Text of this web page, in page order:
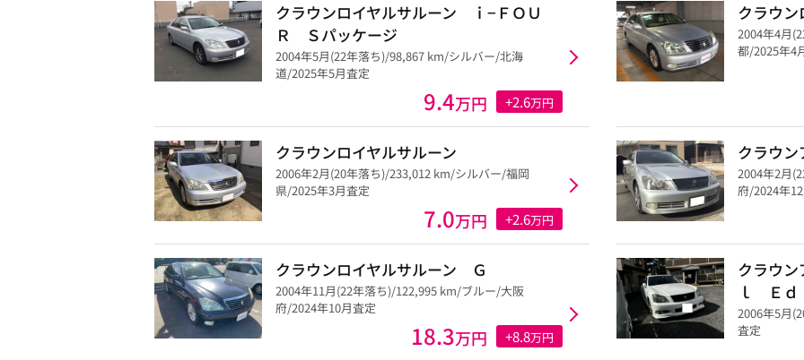
クラウンロイヤルサルーン ｉ−ＦＯＵ
Ｒ Ｓパッケージ
2004年5月(22年落ち)/98,867 km/シルバー/北海
道/2025年5月査定
9.4万円 +2.6万円
クラウン
2004年4月
都/2025年4
クラウンロイヤルサルーン
2006年2月(20年落ち)/233,012 km/シルバー/福岡
県/2025年3月査定
7.0万円 +2.6万円
クラウン
2004年2月
府/2024年
クラウンロイヤルサルーン Ｇ
2004年11月(22年落ち)/122,995 km/ブルー/大阪
府/2024年10月査定
18.3万円 +8.8万円
クラウ
ｌ Ｅｄ
2006年5月
査定